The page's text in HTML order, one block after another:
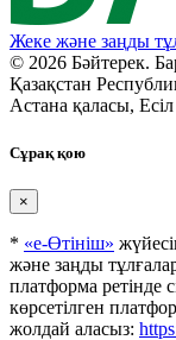
Жеке және заңды
© 2026 Бәйтерек.
Қазақстан
Астана қаласы,
Сұрақ қою
×
* «е-Өтініш»
және заңды
платформа ретінде
көрсетілген
жолдай аласыз: